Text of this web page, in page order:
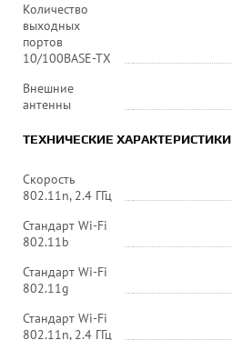
Количество
выходных
портов
10/100BASE-TX
Внешние
антенны
ТЕХНИЧЕСКИЕ ХАРАКТЕРИСТИКИ
Скорость
802.11n, 2.4 ГГц
Стандарт Wi-Fi
802.11b
Стандарт Wi-Fi
802.11g
Стандарт Wi-Fi
802.11n, 2.4 ГГц